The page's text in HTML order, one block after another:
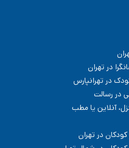
در تهران
در تهرانپارس
در رسالت
آنلاین یا مطب
در تهران